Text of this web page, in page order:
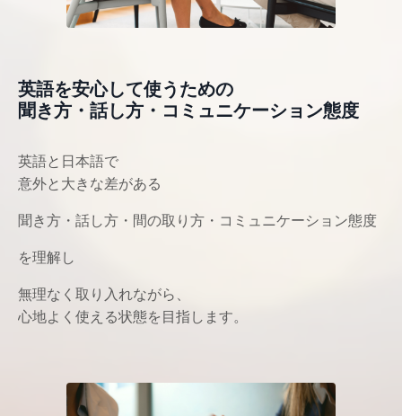
英語を安心して使うための
聞き方・話し方・コミュニケーション態度
英語と日本語で
意外と大きな差がある
聞き方・話し方・間の取り方・コミュニケーション態度
を理解し
無理なく取り入れながら、
心地よく使える状態を目指します。